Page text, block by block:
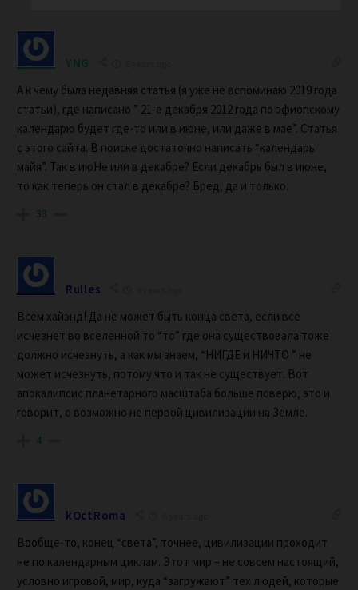
YNG
А к чему была недавняя статья (я уже не вспоминаю 2019 года
статьи), где написано ” 21-е декабря 2012 года по эфиопскому
календарю будет где-то или в июне, или даже в мае”. Статья
с этого сайта. В поиске достаточно написать “календарь
майя”. Так в июНе или в декабре? Если декабрь был в июне,
то как теперь он стал в декабре? Бред, да и только.
33
Rulles
Всем хайэнд! Да не может быть конца света, если все
исчезнет во вселенной то “то” где она существовала тоже
должно исчезнуть, а как мы знаем, “НИГДЕ и НИЧТО ” не
может исчезнуть, потому что и так не существует. Вот
апокалипсис планетарного масштаба больше поверю, это и
говорит, о возможно не первой цивилизации на Земле.
4
kOctRoma
Вообще-то, конец “света”, точнее, цивилизации проходит
не по календарным циклам. Этот мир – не совсем настоящий,
условно игровой, мир, куда “загружают” тех людей, которые